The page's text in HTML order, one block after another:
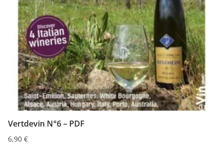
Vertdevin N°6 – PDF
6,90 €